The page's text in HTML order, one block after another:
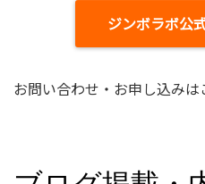
ジンボラボ公
お問い合わせ・お申し込みは